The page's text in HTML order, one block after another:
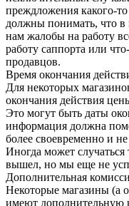
преждложения какого-
должны понимать, что в
нам жалобы на работу
работу саппорта или
продавцов.
Время окончания
Для некоторых
окончания действия
Это могут быть даты
информация должна
более своевременно и
Иногда может
вышел, но мы еще не
Дополнительная
Некоторые магазины (а
имеют дополнительную